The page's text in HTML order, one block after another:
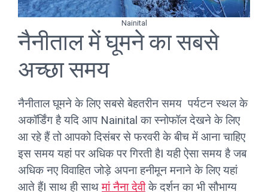
Nainital
नैनीताल में घूमने का सबसे
अच्छा समय
नैनीताल घूमने के लिए सबसे बेहतरीन समय पर्यटन स्थल के
अकॉर्डिंग है यदि आप Nainital का स्नोफॉल देखने के लिए
आ रहे हैं तो आपको दिसंबर से फरवरी के बीच में आना चाहिए
इस समय यहां पर अधिक पर गिरती हैI यही ऐसा समय है जब
अधिक नए विवाहित जोड़े अपना हनीमून मनाने के लिए यहां
आते हैंI साथ ही साथमां नैना देवीके दर्शन का भी सौभाग्य